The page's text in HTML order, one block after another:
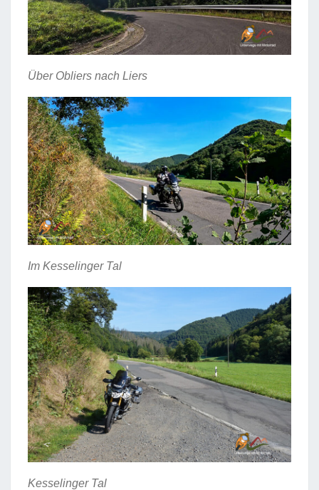
Über Obliers nach Liers
Im Kesselinger Tal
Kesselinger Tal